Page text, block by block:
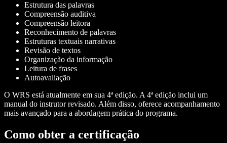
Estrutura das palavras
Compreensão auditiva
Compreensão leitora
Reconhecimento de palavras
Estruturas textuais narrativas
Revisão de textos
Organização da informação
Leitura de frases
Autoavaliação
O WRS está atualmente em sua 4ª edição. A 4ª edição inclui um
manual do instrutor revisado. Além disso, oferece acompanhamento
mais avançado para a abordagem prática do programa.
Como obter a certificação